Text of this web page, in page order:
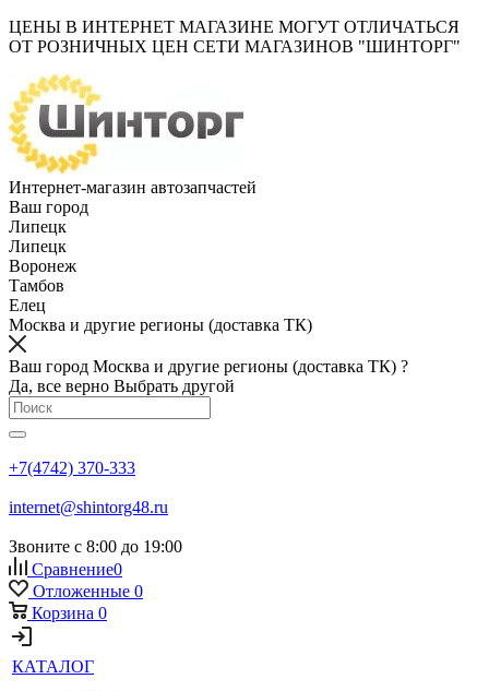
ЦЕНЫ В ИНТЕРНЕТ МАГАЗИНЕ МОГУТ ОТЛИЧАТЬСЯ
ОТ РОЗНИЧНЫХ ЦЕН СЕТИ МАГАЗИНОВ "ШИНТОРГ"
Интернет-магазин автозапчастей
Ваш город
Липецк
Липецк
Воронеж
Тамбов
Елец
Москва и другие регионы (доставка ТК)
Ваш город Москва и другие регионы (доставка ТК) ?
Да, все верно Выбрать другой
+7(4742) 370-333
internet@shintorg48.ru
Звоните с 8:00 до 19:00
Сравнение0
Отложенные 0
Корзина 0
КАТАЛОГ